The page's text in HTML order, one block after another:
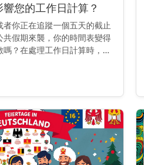
您的工作日計算？
你正在追蹤一個五天的截止
共假期來襲，你的時間表變得
？在處理工作日計算時，公
會延長時間表，推遲截止日
...